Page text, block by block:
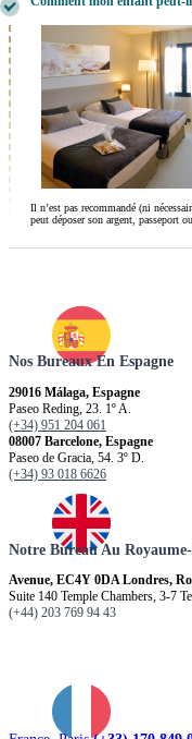
Il n’est pas recommandé (ni
peut déposer son argent, passeport
Nos Bureaux En Espagne
29016 Málaga, Espagne
Paseo Reding, 23. 1º A.
(+34) 951 204 061
08007 Barcelone, Espagne
Paseo de Gracia, 54. 3º D.
(+34) 93 018 6626
Notre Bureau Au
Avenue, EC4Y 0DA Londres,
Suite 140 Temple Chambers, 3-7
(+44) 203 769 94 43